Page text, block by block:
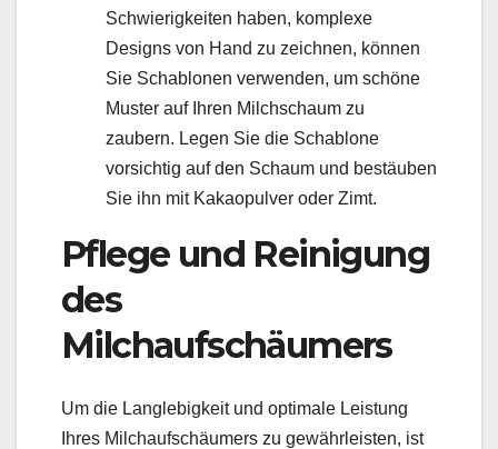
Schwierigkeiten haben, komplexe
Designs von Hand zu zeichnen, können
Sie Schablonen verwenden, um schöne
Muster auf Ihren Milchschaum zu
zaubern. Legen Sie die Schablone
vorsichtig auf den Schaum und bestäuben
Sie ihn mit Kakaopulver oder Zimt.
Pflege und Reinigung
des
Milchaufschäumers
Um die Langlebigkeit und optimale Leistung
Ihres Milchaufschäumers zu gewährleisten, ist